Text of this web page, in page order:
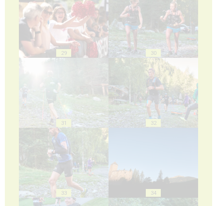
29 30
31 32
33 34